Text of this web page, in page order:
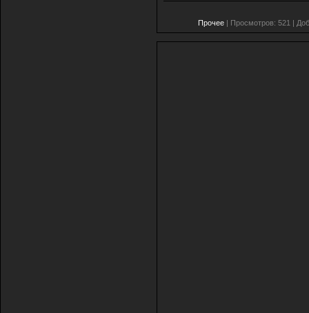
Прочее | Просмотров: 521 |